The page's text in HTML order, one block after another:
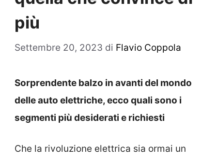
più
Settembre 20, 2023 di Flavio Coppola
Sorprendente balzo in avanti del mondo
delle auto elettriche, ecco quali sono i
segmenti più desiderati e richiesti
Che la rivoluzione elettrica sia ormai un